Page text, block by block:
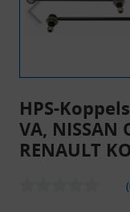
HPS-
VA, NISSAN
RENAULT